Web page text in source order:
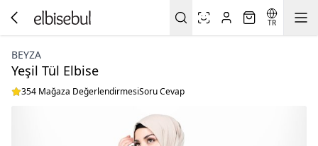
TR
BEYZA
Yeşil Tül Elbise
354 Mağaza DeğerlendirmesiSoru Cevap